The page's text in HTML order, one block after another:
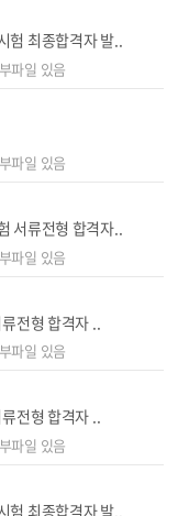
험 최종합격자 발..
서류전형 합격자..
전형 합격자 ..
전형 합격자 ..
최종합격자 발..